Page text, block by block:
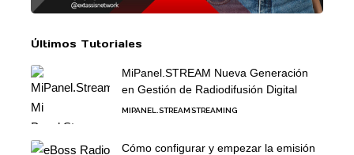
Últimos Tutoriales
MiPanel.STREAM Nueva Generación
en Gestión de Radiodifusión Digital
MIPANEL.STREAMSTREAMING
Cómo configurar y empezar la emisión